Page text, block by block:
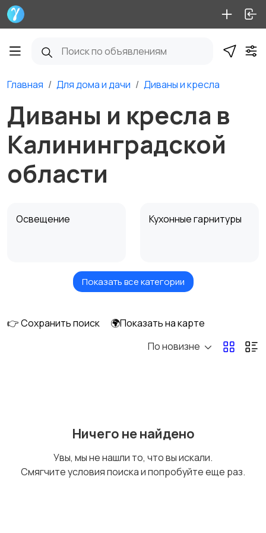
Главная Для дома и дачи Диваны и кресла
Диваны и кресла в
Калининградской
области
Освещение Кухонные гарнитуры
Кровати и матрасы Диваны и кресла
сигнализации
Показать все категории
👉 Сохранить поиск
🌍Показать на карте
По новизне
Ничего не найдено
Увы, мы не нашли то, что вы искали.
Смягчите условия поиска и попробуйте еще раз.